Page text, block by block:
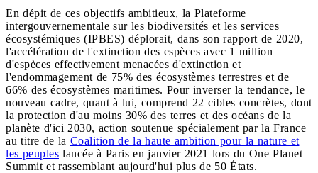
En dépit de ces objectifs ambitieux, la Plateforme
intergouvernementale sur les biodiversités et les services
écosystémiques (IPBES) déplorait, dans son rapport de 2020,
l'accélération de l'extinction des espèces avec 1 million
d'espèces effectivement menacées d'extinction et
l'endommagement de 75% des écosystèmes terrestres et de
66% des écosystèmes maritimes. Pour inverser la tendance, le
nouveau cadre, quant à lui, comprend 22 cibles concrètes, dont
la protection d'au moins 30% des terres et des océans de la
planète d'ici 2030, action soutenue spécialement par la France
au titre de la Coalition de la haute ambition pour la nature et
les peuples lancée à Paris en janvier 2021 lors du One Planet
Summit et rassemblant aujourd'hui plus de 50 États.